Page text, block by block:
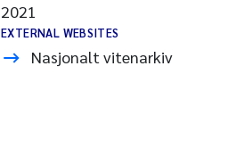
2021
EXTERNAL WEBSITES
Nasjonalt vitenarkiv